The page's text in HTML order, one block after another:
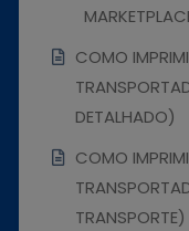
COMO
DETALHADO)
COMO
TRANSPORTE)